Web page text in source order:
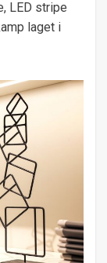
LED stripe
laget i